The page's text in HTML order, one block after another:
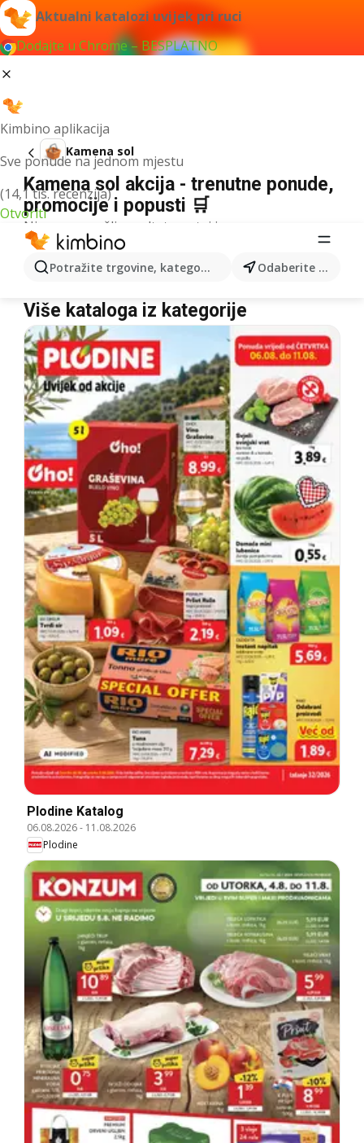
Aktualni katalozi uvijek pri ruci
Dodajte u Chrome – BESPLATNO
Kimbino aplikacija
Sve ponude na jednom mjestu
(14,1 tis. recenzija)
Otvoriti
Potražite trgovine, kategorije, proizvode... Odaberite grad
Kamena sol
Kamena sol akcija - trenutne ponude,
promocije i popusti 🛒
Nismo pronašli rezultate za taj izraz.
Kamena sol u akciji - Gdje kupiti?
Lidl
Više kataloga iz kategorije
Plodine Katalog
06.08.2026- 11.08.2026
Plodine